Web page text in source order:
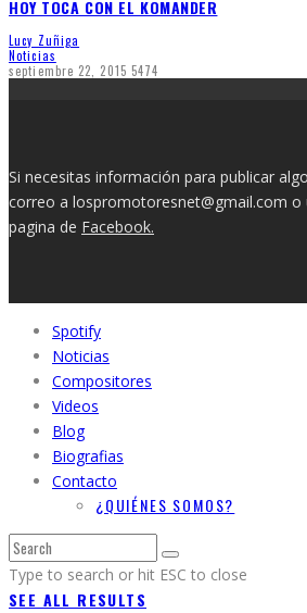
HOY TOCA CON EL KOMANDER
Lucy Zuñiga
Noticias
septiembre 22, 2015 5474
Si necesitas información para publicar
correo a lospromotoresnet@gmail.com o
pagina de Facebook.
Spotify
Noticias
Compositores
Videos
Blog
Biografias
Contacto
¿QUIÉNES SOMOS?
Type to search or hit ESC to close
SEE ALL RESULTS